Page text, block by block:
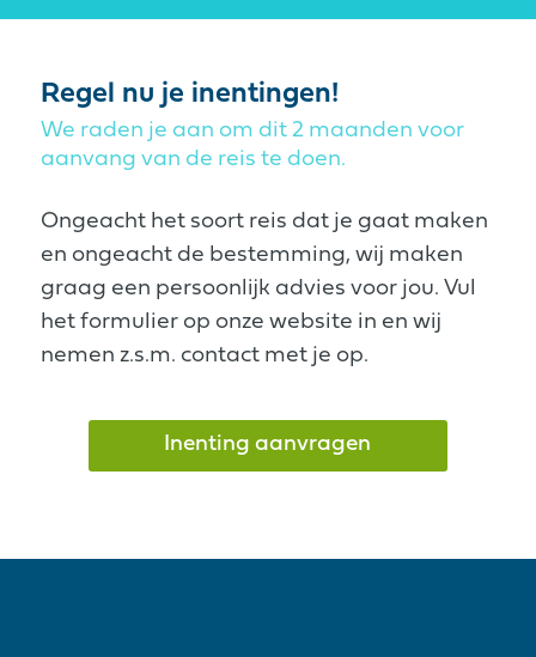
Regel nu je inentingen!
We raden je aan om dit 2 maanden voor
aanvang van de reis te doen.
Ongeacht het soort reis dat je gaat maken
en ongeacht de bestemming, wij maken
graag een persoonlijk advies voor jou. Vul
het formulier op onze website in en wij
nemen z.s.m. contact met je op.
Inenting aanvragen